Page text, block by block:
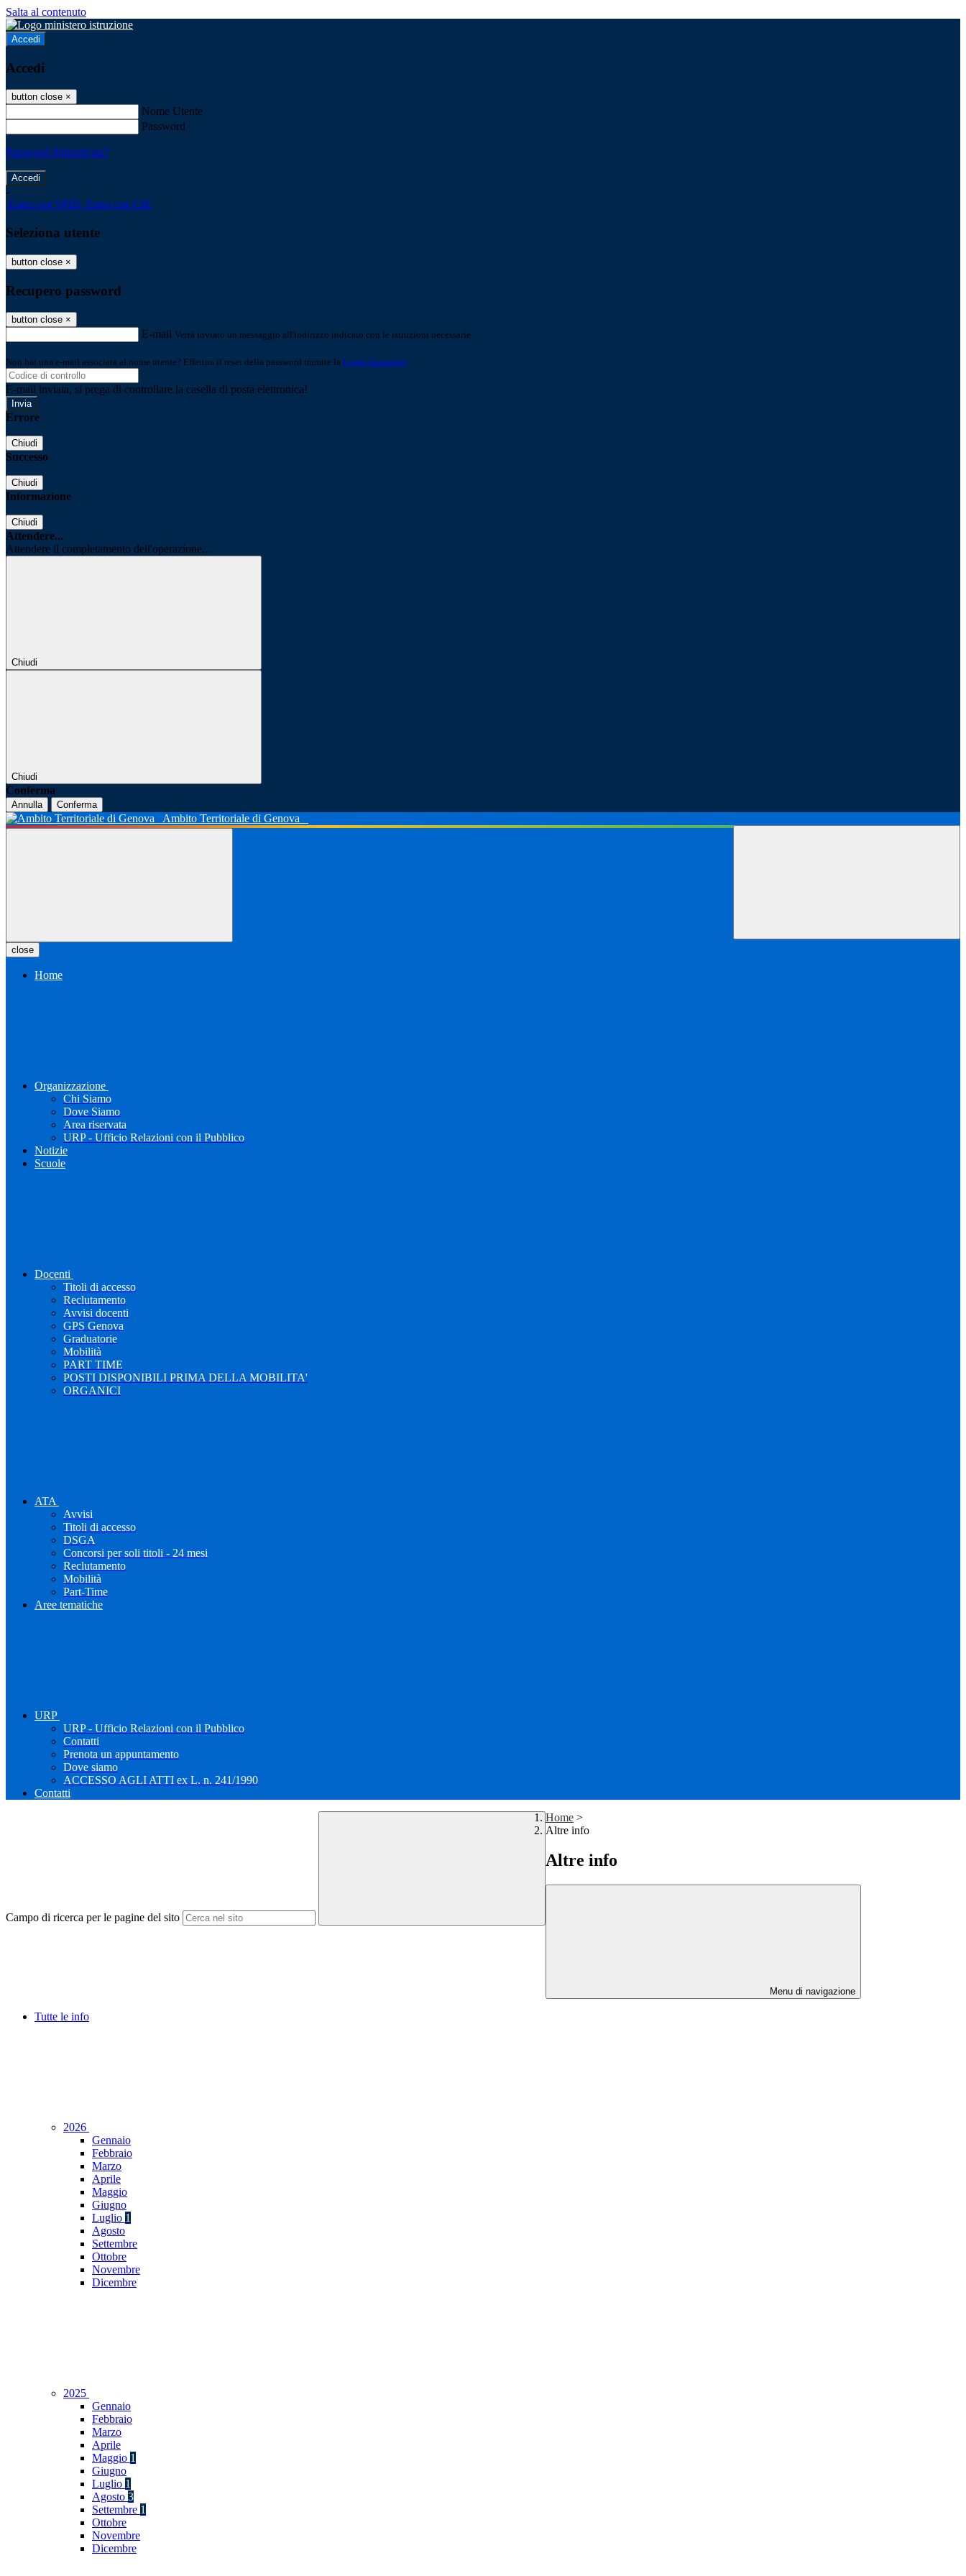
Salta al contenuto
Accedi
Accedi
button close ×
Nome Utente
Password
Password dimenticata?
-
Entra con SPID Entra con CIE
Seleziona utente
button close ×
Recupero password
button close ×
E-mail Verrà inviato un messaggio all'indirizzo indicato con le istruzioni necessarie.
Non hai una e-mail associata al nome utente? Effettua il reset della password tramite la Login Spaggiari
E-mail inviata, si prega di controllare la casella di posta elettronica!
Errore
Chiudi
Successo
Chiudi
Informazione
Chiudi
Attendere...
Attendere il completamento dell'operazione...
Chiudi
Chiudi
Conferma
Annulla Conferma
Ambito Territoriale di Genova
close
Home
Organizzazione
Chi Siamo
Dove Siamo
Area riservata
URP - Ufficio Relazioni con il Pubblico
Notizie
Scuole
Docenti
Titoli di accesso
Reclutamento
Avvisi docenti
GPS Genova
Graduatorie
Mobilità
PART TIME
POSTI DISPONIBILI PRIMA DELLA MOBILITA'
ORGANICI
ATA
Avvisi
Titoli di accesso
DSGA
Concorsi per soli titoli - 24 mesi
Reclutamento
Mobilità
Part-Time
Aree tematiche
URP
URP - Ufficio Relazioni con il Pubblico
Contatti
Prenota un appuntamento
Dove siamo
ACCESSO AGLI ATTI ex L. n. 241/1990
Contatti
Campo di ricerca per le pagine del sito
Home >
Altre info
Altre info
Menu di navigazione
Tutte le info
2026
Gennaio
Febbraio
Marzo
Aprile
Maggio
Giugno
Luglio 1
Agosto
Settembre
Ottobre
Novembre
Dicembre
2025
Gennaio
Febbraio
Marzo
Aprile
Maggio 1
Giugno
Luglio 1
Agosto 3
Settembre 1
Ottobre
Novembre
Dicembre